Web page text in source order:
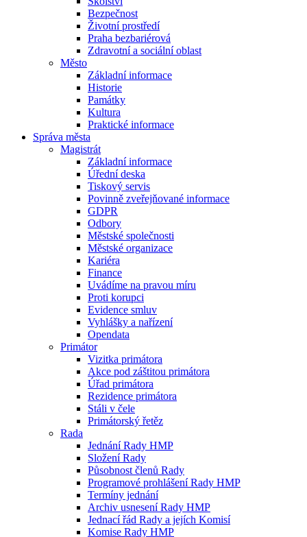
Bezpečnost
Životní prostředí
Praha bezbariérová
Zdravotní a sociální oblast
Město
Základní informace
Historie
Památky
Kultura
Praktické informace
Správa města
Magistrát
Základní informace
Úřední deska
Tiskový servis
Povinně zveřejňované informace
GDPR
Odbory
Městské společnosti
Městské organizace
Kariéra
Finance
Uvádíme na pravou míru
Proti korupci
Evidence smluv
Vyhlášky a nařízení
Opendata
Primátor
Vizitka primátora
Akce pod záštitou primátora
Úřad primátora
Rezidence primátora
Stáli v čele
Primátorský řetěz
Rada
Jednání Rady HMP
Složení Rady
Působnost členů Rady
Programové prohlášení Rady HMP
Termíny jednání
Archiv usnesení Rady HMP
Jednací řád Rady a jejích Komisí
Komise Rady HMP